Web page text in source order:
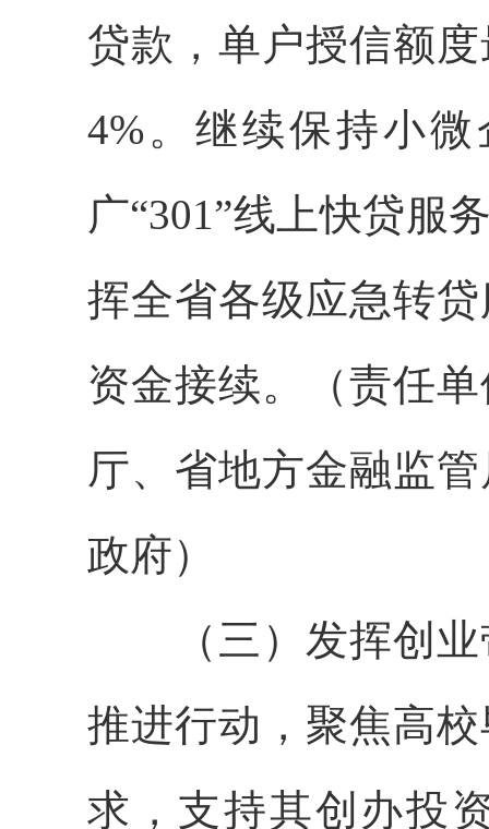
贷款，单户授信额
4%。继续保持小
广“301”线上快贷服
挥全省各级应急转
资金接续。（责任
厅、省地方金融监
政府）
（三）发挥创业
推进行动，聚焦高
求，支持其创办投